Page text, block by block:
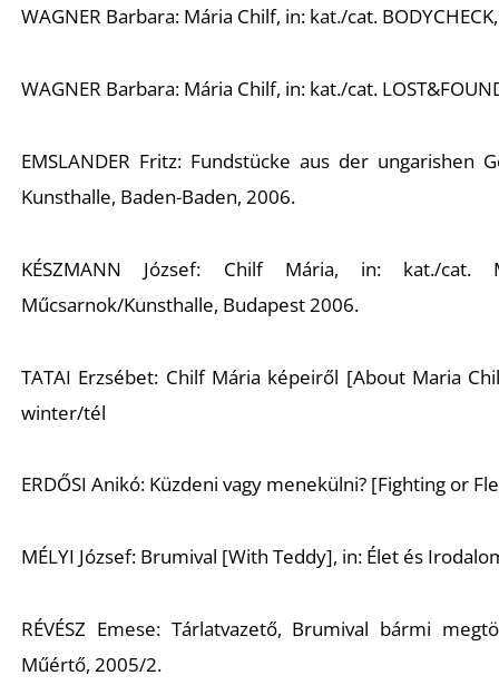
WAGNER Barbara: Mária Chilf, in: kat./cat.
WAGNER Barbara: Mária Chilf, in: kat./cat.
EMSLANDER Fritz: Fundstücke aus der ungarishen
Kunsthalle, Baden-Baden, 2006.
KÉSZMANN József: Chilf Mária, in: kat./cat.
Műcsarnok/Kunsthalle, Budapest 2006.
TATAI Erzsébet: Chilf Mária képeiről [About Maria
winter/tél
ERDŐSI Anikó: Küzdeni vagy menekülni? [Fighting or
MÉLYI József: Brumival [With Teddy], in: Élet és
RÉVÉSZ Emese: Tárlatvazető, Brumival bármi
Műértő, 2005/2.